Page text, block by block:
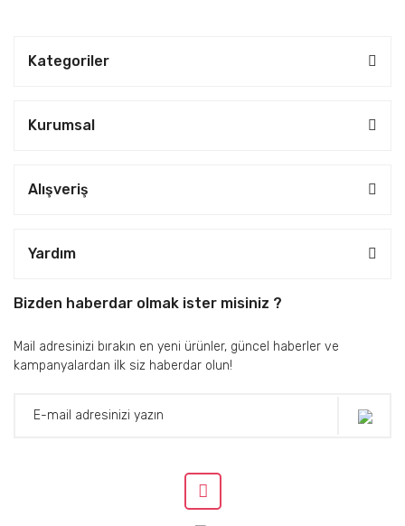
Kategoriler
Kurumsal
Alışveriş
Yardım
Bizden haberdar olmak ister misiniz ?
Mail adresinizi bırakın en yeni ürünler, güncel haberler ve
kampanyalardan ilk siz haberdar olun!